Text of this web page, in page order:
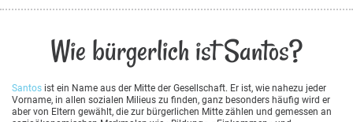
Wie bürgerlich ist Santos?
Santos ist ein Name aus der Mitte der Gesellschaft. Er ist, wie nahezu jeder
Vorname, in allen sozialen Milieus zu finden, ganz besonders häufig wird er
aber von Eltern gewählt, die zur bürgerlichen Mitte zählen und gemessen an